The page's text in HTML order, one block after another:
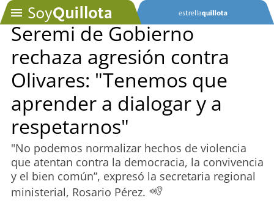
SOYTV
Podcast
Actualidad
Entretención
Economía
Seremi de Gobierno
rechaza agresión contra
Olivares: "Tenemos que
aprender a dialogar y a
respetarnos"
"No podemos normalizar hechos de violencia
que atentan contra la democracia, la convivencia
y el bien común”, expresó la secretaria regional
ministerial, Rosario Pérez.